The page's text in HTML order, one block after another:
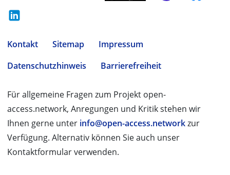
Kontakt Sitemap
Impressum
Datenschutzhinweis
Barrierefreiheit
Für allgemeine Fragen zum Projekt open-
access.network, Anregungen und Kritik stehen wir
Ihnen gerne unter info@open-access.networkzur
Verfügung. Alternativ können Sie auch unser
Kontaktformular verwenden.